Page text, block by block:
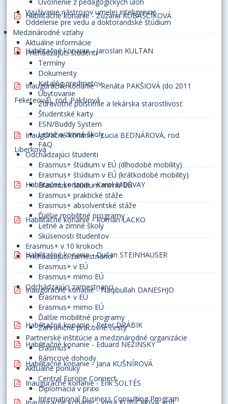
Využívanie nástrojov umelej inteligencie
Oddelenie pre vedu a doktorandské štúdium
Medzinárodné vzťahy
Aktuálne informácie
Prichádzajúci študenti
Termíny
Dokumenty
Katalóg predmetov
Ubytovanie
Zdravotné poistenie a lekárska starostlivosť
Študentské karty
ESN/Buddy System
Letné a zimné školy
FAQ
Odchádzajúci študenti
Erasmus+ štúdium v EÚ (dlhodobé mobility)
Erasmus+ štúdium v EÚ (krátkodobé mobility)
Erasmus+ štúdium mimo EÚ
Erasmus+ praktické stáže
Erasmus+ absolventské stáže
Ďalšie mobilitné programy
Letné a zimné školy
Skúsenosti študentov
Erasmus+ v 10 krokoch
Prichádzajúci zamestnanci
Erasmus+ v EÚ
Erasmus+ mimo EÚ
Odchádzajúci zamestnanci
Erasmus+ v EÚ
Erasmus+ mimo EÚ
Ďalšie mobilitné programy
Zahraničné pracovné cesty
Partnerské inštitúcie a medzinárodné organizácie
Erasmus+
Rámcové dohody
Aktuálne ponuky
Central Europe Connect
Diplomacia v praxi
International Business Consulting Program
Habilitačné konanie - Zuzana KUBAŠČÍKOVÁ
Habilitačné konanie - Jaroslan KULTAN
Inauguračné konanie - Renáta PAKŠIOVÁ (do 2011
Feketeová), rod. Pakšiová
Inauguračné konanie - Lucia BEDNÁROVÁ, rod.
Liberková
Habilitačné konanie - Karol MORVAY
Habilitačné konanie - Roman LACKO
Habilitačné konanie - Dušan STEINHAUSER
Inauguračné konanie - Naqibullah DANESHJO
Habilitačné konanie - Peter DRÁBIK
Habilitačné konanie - Eduard NEŽINSKÝ
Habilitačné konanie - Jana KUŠNÍROVÁ
Inauguračné konanie - Erik ŠOLTÉS